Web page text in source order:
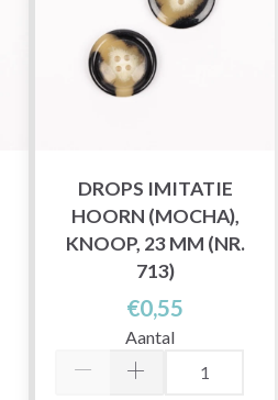
DROPS IMITATIE
HOORN (MOCHA),
KNOOP, 23 MM (NR.
713)
€0,55
Aantal